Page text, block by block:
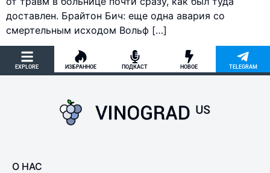
доставлен. Брайтон Бич: еще одна авария со
смертельным исходом Вольф […]
EXPLORE ИЗБРАННОЕ ПОДКАСТ НОВОЕ TELEGRAM
О НАС